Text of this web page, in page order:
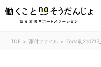
TOP 添付ファイル